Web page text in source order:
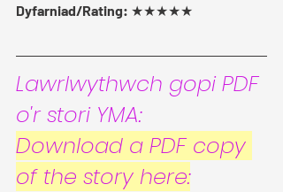
Dyfarniad/Rating: ★★★★★
Lawrlwythwch gopi PDF
o'r stori YMA:
Download a PDF copy
of the story here: